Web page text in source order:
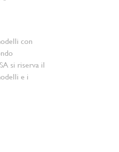
con
si riserva il
e i